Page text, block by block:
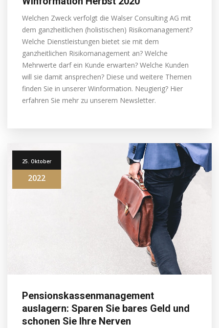
Welchen Zweck verfolgt die Walser Consulting AG mit
dem ganzheitlichen (holistischen) Risikomanagement?
Welche Dienstleistungen bietet sie mit dem
ganzheitlichen Risikomanagement an? Welche
Mehrwerte darf ein Kunde erwarten? Welche Kunden
will sie damit ansprechen? Diese und weitere Themen
finden Sie in unserer Winformation. Neugierig? Hier
erfahren Sie mehr zu unserem Newsletter.
25. Oktober
2022
Pensionskassenmanagement
auslagern: Sparen Sie bares Geld und
schonen Sie Ihre Nerven